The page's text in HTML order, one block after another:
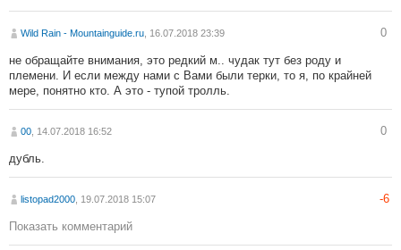
Wild Rain - Mountainguide.ru , 16.07.2018 23:39 0
не обращайте внимания, это редкий м.. чудак тут без роду и
племени. И если между нами с Вами были терки, то я, по крайней
мере, понятно кто. А это - тупой тролль.
00 , 14.07.2018 16:52 0
дубль.
listopad2000 , 19.07.2018 15:07 -6
Показать комментарий